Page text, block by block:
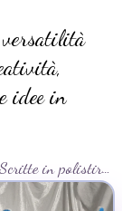
versatilità
idee in
Scritte in polistirolo 6